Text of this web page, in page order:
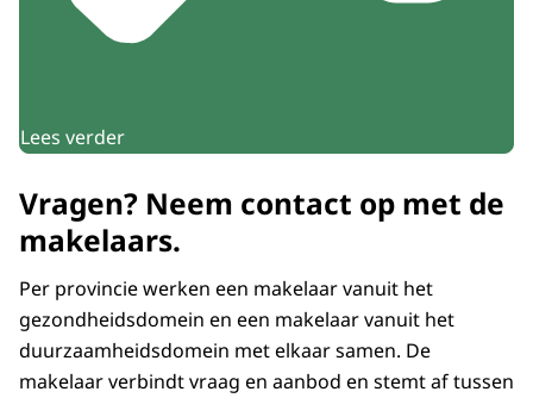
Lees verder
Vragen? Neem contact op met de
makelaars.
Per provincie werken een makelaar vanuit het
gezondheidsdomein en een makelaar vanuit het
duurzaamheidsdomein met elkaar samen. De
makelaar verbindt vraag en aanbod en stemt af tussen